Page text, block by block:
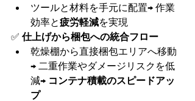
ツールと材料を手元に配置→ 作業
効率と疲労軽減を実現
✅ 仕上げから梱包への統合フロー
乾燥棚から直接梱包エリアへ移動
→ 二重作業やダメージリスクを低
減→ コンテナ積載のスピードアッ
プ